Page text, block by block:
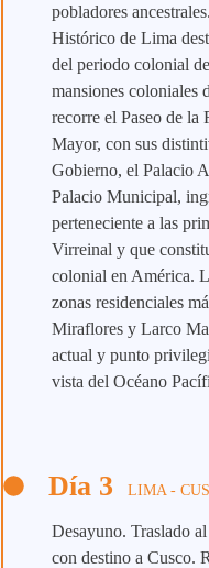
pobladores
Histórico de Lima
del periodo colonial
mansiones coloniales
recorre el Paseo de
Mayor, con sus
Gobierno, el Palacio
Palacio Municipal,
perteneciente a las
Virreinal y que
colonial en América.
zonas residenciales
Miraflores y Larco
actual y punto
vista del Océano
Día 3 LIMA -
Desayuno. Traslado
con destino a Cusco.